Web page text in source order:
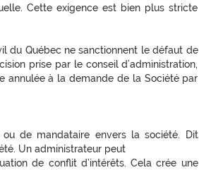
Cette exigence est bien plus stricte
du Québec ne sanctionnent le défaut de
prise par le conseil d’administration,
annulée à la demande de la Société par
de mandataire envers la société. Dit
Un administrateur peut
de conflit d’intérêts. Cela crée une